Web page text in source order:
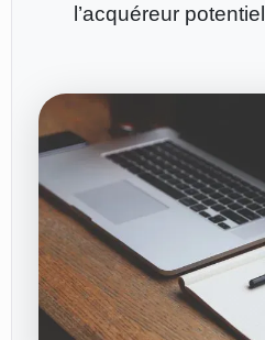
l’acquéreur potentiel